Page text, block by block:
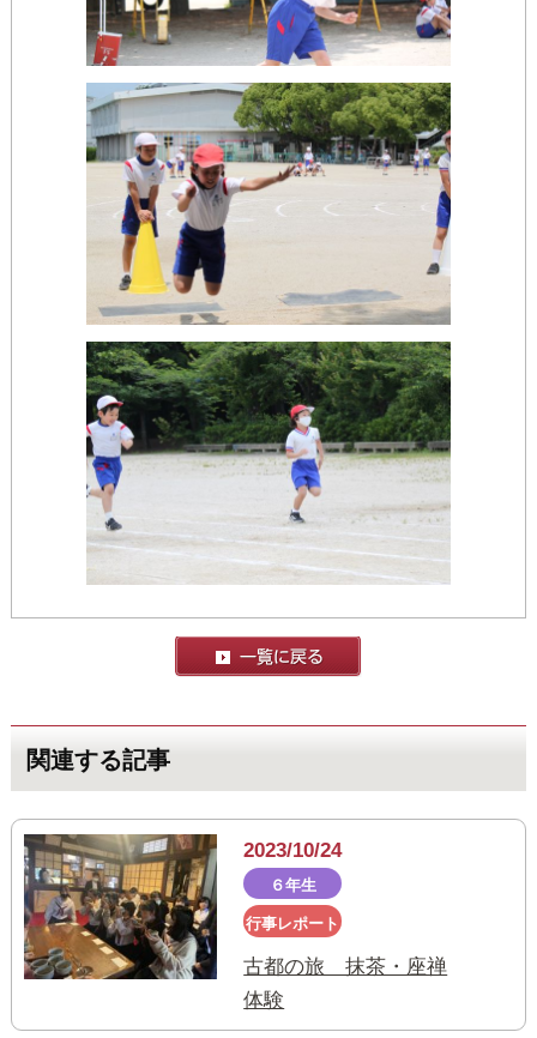
関連する記事
2023/10/24
６年生
行事レポート
古都の旅 抹茶・座禅
体験